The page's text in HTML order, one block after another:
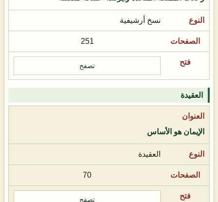
نسخ أرشيفية
251
تصفح
العقيدة
الإيمان هو الأساس
العقيدة
70
تصفح